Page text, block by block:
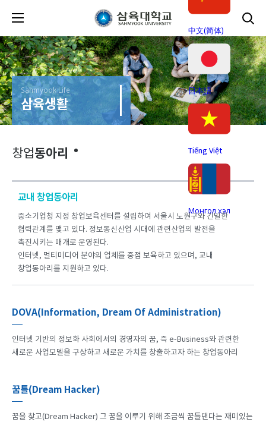
中文(简体)
日本語
Tiếng Việt
Монгол хэл
Sahmyook Life
삼육생활
창업동아리
교내 창업동아리
중소기업청 지정 창업보육센터를 설립하여 서울시 노원구와 긴밀한
협력관계를 맺고 있다. 정보통신산업 시대에 관련산업의 발전을
촉진시키는 매개로 운영된다.
인터넷, 멀티미디어 분야의 업체를 중점 보육하고 있으며, 교내
창업동아리를 지원하고 있다.
DOVA(Information, Dream Of Administration)
인터넷 기반의 정보화 사회에서의 경영자의 꿈, 즉 e-Business와 관련한
새로운 사업모델을 구상하고 새로운 가치를 창출하고자 하는 창업동아리
꿈틀(Dream Hacker)
꿈을 찾고(Dream Hacker) 그 꿈을 이루기 위해 조금씩 꿈틀댄다는 재미있는